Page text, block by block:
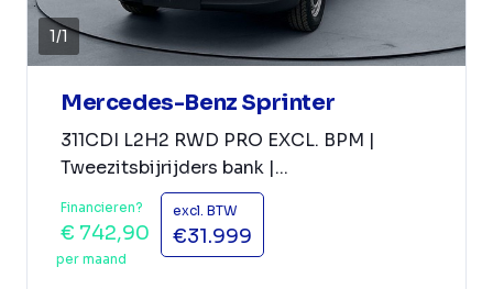
1/1
Mercedes-Benz Sprinter
311CDI L2H2 RWD PRO EXCL. BPM |
Tweezitsbijrijders bank |...
Financieren?
€ 742,90
per maand
excl. BTW
€31.999